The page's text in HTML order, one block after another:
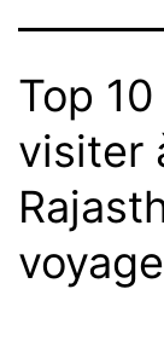
Top
visiter